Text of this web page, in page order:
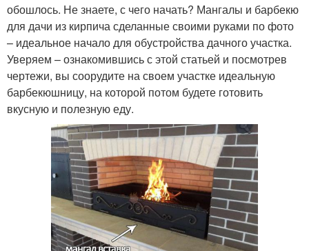
обошлось. Не знаете, с чего начать? Мангалы и барбекю
для дачи из кирпича сделанные своими руками по фото
– идеальное начало для обустройства дачного участка.
Уверяем – ознакомившись с этой статьей и посмотрев
чертежи, вы соорудите на своем участке идеальную
барбекюшницу, на которой потом будете готовить
вкусную и полезную еду.